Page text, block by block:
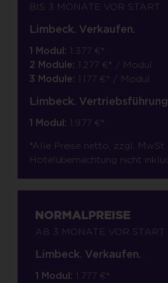
BIS 3 MONATE VOR START
Limbeck. Verkaufen.
1 Modul: 1.377 €*
2 Module: 1.277 €* / Modul
3 Module: 1.177 €* / Modul
Limbeck.
1 Modul: 1.977 €*
*Alle Preise netto, zzgl. MwSt.
Hotelübernachtung nicht
NORMALPREISE
AB 3 MONATE VOR START
Limbeck. Verkaufen.
1 Modul: 1.777 €*